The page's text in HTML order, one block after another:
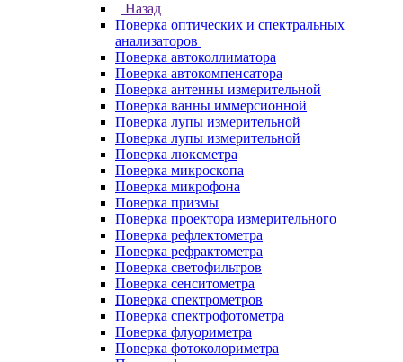
Назад
Поверка оптических и спектральных
анализаторов
Поверка автоколлиматора
Поверка автокомпенсатора
Поверка антенны измерительной
Поверка ванны иммерсионной
Поверка лупы измерительной
Поверка лупы измерительной
Поверка люксметра
Поверка микроскопа
Поверка микрофона
Поверка призмы
Поверка проектора измерительного
Поверка рефлектометра
Поверка рефрактометра
Поверка светофильтров
Поверка сенситометра
Поверка спектрометров
Поверка спектрофотометра
Поверка флуориметра
Поверка фотоколориметра